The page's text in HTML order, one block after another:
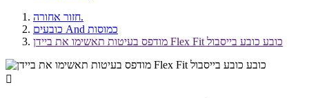
חזור אחורה.
כובעים And כמוסות
מודפס בעיטות תאשימו את ביידן Flex Fit כובע כובע בייסבול
